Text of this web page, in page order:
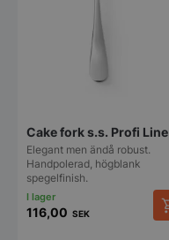
Cake fork s.s. Profi Line
Elegant men ändå robust.
Handpolerad, högblank
spegelfinish.
116,00 SEK